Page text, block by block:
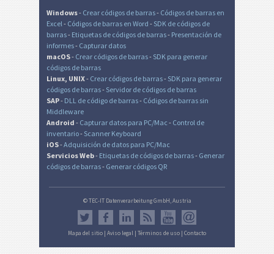
Windows- Crear códigos de barras- Códigos de barras en
Excel - Códigos de barras en Word - SDK de códigos de
barras- Etiquetas de códigos de barras- Presentación de
informes- Capturar datos
macOS- Crear códigos de barras- SDK para generar
códigos de barras
Linux, UNIX- Crear códigos de barras- SDK para generar
códigos de barras- Servidor de códigos de barras
SAP- DLL de código de barras- Códigos de barras sin
Middleware
Android - Capturar datos para PC/Mac - Control de
inventario- Scanner Keyboard
iOS-Adquisición de datos para PC/Mac
Servicios Web- Etiquetas de códigos de barras- Generar
códigos de barras- Generar códigos QR
© TEC-IT Datenverarbeitung GmbH, Austria
Mapa del sitio | Aviso legal | Términos de uso | Contacto